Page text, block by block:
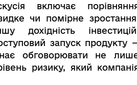
включає
чи помірне
дохідність
запуск продукту
обговорювати не
ризику, який